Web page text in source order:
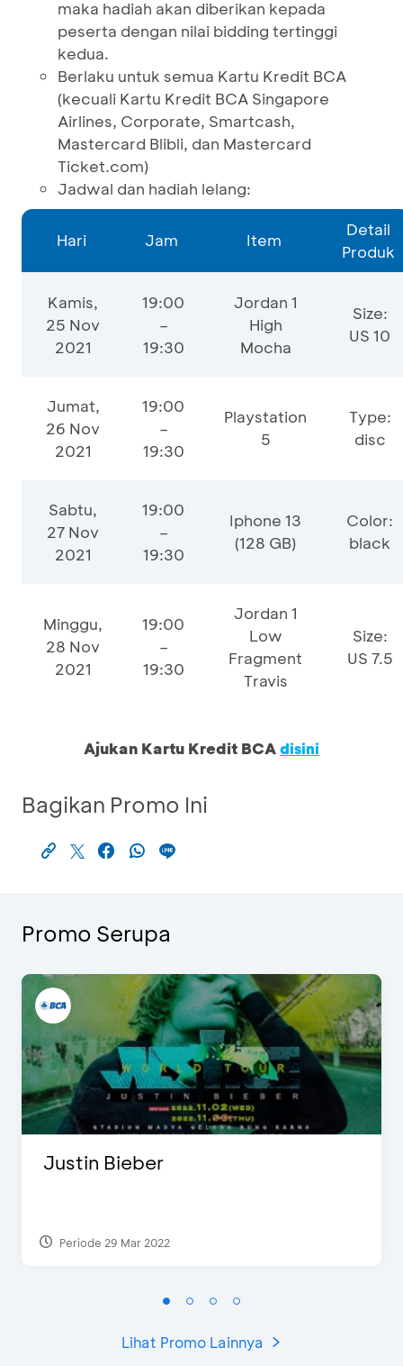
maka hadiah akan diberikan kepada
peserta dengan nilai bidding tertinggi
kedua.
Berlaku untuk semua Kartu Kredit BCA
(kecuali Kartu Kredit BCA Singapore
Airlines, Corporate, Smartcash,
Mastercard Blibli, dan Mastercard
Ticket.com)
Jadwal dan hadiah lelang:
Hari Jam Item
Detail
Produk
Kamis,
25 Nov
2021
19:00
–
19:30
Jordan 1
High
Mocha
Size:
US 10
Jumat,
26 Nov
2021
19:00
–
19:30
Playstation
5
Type:
disc
Sabtu,
27 Nov
2021
19:00
–
19:30
Iphone 13
(128 GB)
Color:
black
Minggu,
28 Nov
2021
19:00
–
19:30
Jordan 1
Low
Fragment
Travis
Size:
US 7.5
Ajukan Kartu Kredit BCAdisini
Bagikan Promo Ini
Promo Serupa
Justin Bieber
Periode 29 Mar 2022
Lihat Promo Lainnya